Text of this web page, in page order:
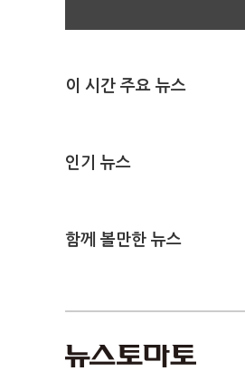
이 시간 주요 뉴스
인기 뉴스
함께 볼만한 뉴스